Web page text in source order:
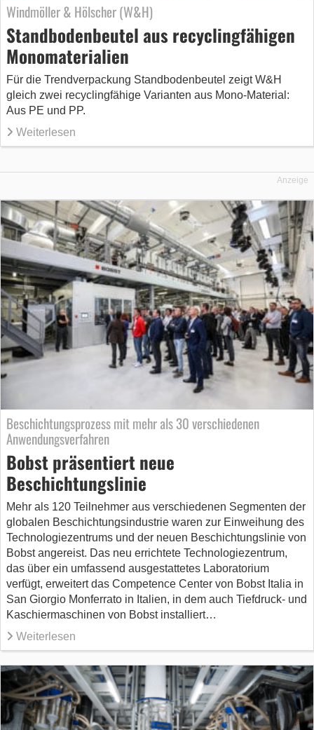
Windmöller & Hölscher (W&H)
Standbodenbeutel aus recyclingfähigen
Monomaterialien
Für die Trendverpackung Standbodenbeutel zeigt W&H
gleich zwei recyclingfähige Varianten aus Mono-Material:
Aus PE und PP.
Weiterlesen
Anzeige
Beschichtungsprozess mit mehr als 30 verschiedenen
Anwendungsverfahren
Bobst präsentiert neue
Beschichtungslinie
Mehr als 120 Teilnehmer aus verschiedenen Segmenten der
globalen Beschichtungsindustrie waren zur Einweihung des
Technologiezentrums und der neuen Beschichtungslinie von
Bobst angereist. Das neu errichtete Technologiezentrum,
das über ein umfassend ausgestattetes Laboratorium
verfügt, erweitert das Competence Center von Bobst Italia in
San Giorgio Monferrato in Italien, in dem auch Tiefdruck- und
Kaschiermaschinen von Bobst installiert…
Weiterlesen